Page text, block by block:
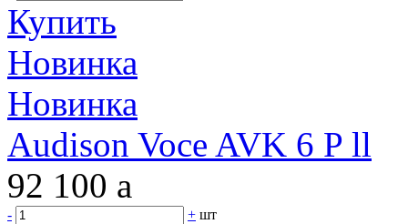
Купить
Новинка
Новинка
Audison Voce AVK 6 P ll
92 100 a
- + шт